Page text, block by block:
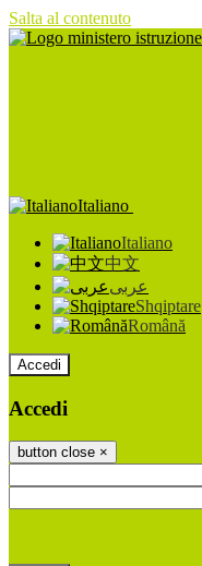
Salta al contenuto
Italiano
Italiano
中文
عربى
Shqiptare
Română
Accedi
Accedi
button close ×